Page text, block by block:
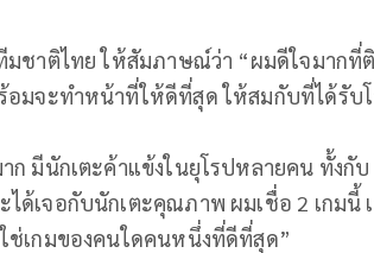
มชาติไทย ให้สัมภาษณ์ว่า “ผมดีใจมาก
อมจะทำหน้าที่ให้ดีที่สุด ให้สมกับที่ได้รับ
ก มีนักเตะค้าแข้งในยุโรปหลายคน ทั้งกั
ได้เจอกับนักเตะคุณภาพ ผมเชื่อ 2 เกมนี้
ช่เกมของคนใดคนหนึ่งที่ดีที่สุด”